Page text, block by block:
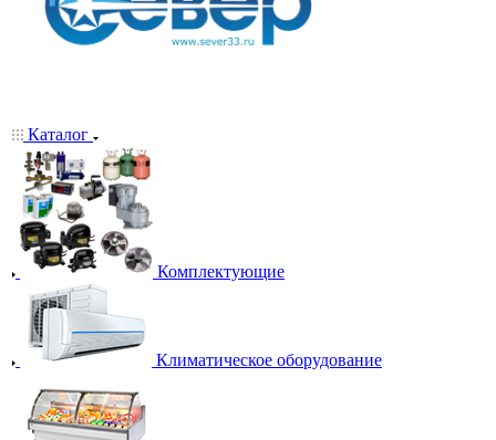
Каталог
Комплектующие
Климатическое оборудование